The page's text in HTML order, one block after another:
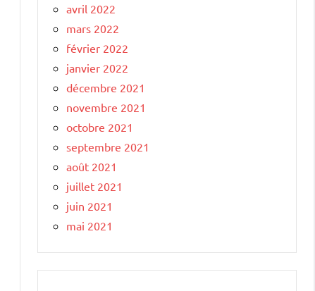
avril 2022
mars 2022
février 2022
janvier 2022
décembre 2021
novembre 2021
octobre 2021
septembre 2021
août 2021
juillet 2021
juin 2021
mai 2021